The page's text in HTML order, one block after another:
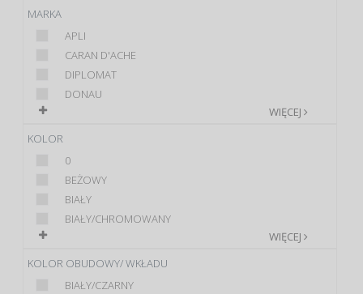
MARKA
APLI
CARAN D'ACHE
DIPLOMAT
DONAU
WIĘCEJ
KOLOR
0
BEŻOWY
BIAŁY
BIAŁY/CHROMOWANY
WIĘCEJ
KOLOR OBUDOWY/ WKŁADU
BIAŁY/CZARNY
Klauzula Informacyjna (rozwiń)
Lista Zaufanych Partnerów (rozwiń)